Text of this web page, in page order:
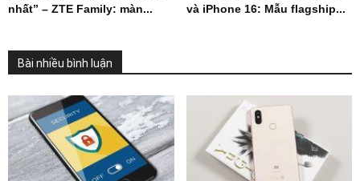
nhất” – ZTE Family: màn...
và iPhone 16: Mẫu flagship...
Bài nhiều bình luận